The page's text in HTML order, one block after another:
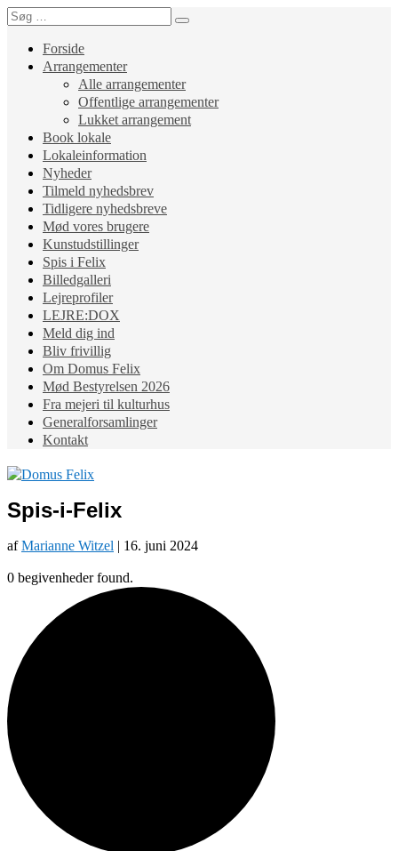
Forside
Arrangementer
Alle arrangementer
Offentlige arrangementer
Lukket arrangement
Book lokale
Lokaleinformation
Nyheder
Tilmeld nyhedsbrev
Tidligere nyhedsbreve
Mød vores brugere
Kunstudstillinger
Spis i Felix
Billedgalleri
Lejreprofiler
LEJRE:DOX
Meld dig ind
Bliv frivillig
Om Domus Felix
Mød Bestyrelsen 2026
Fra mejeri til kulturhus
Generalforsamlinger
Kontakt
Spis-i-Felix
afMarianne Witzel | 16. juni 2024
0 begivenheder found.